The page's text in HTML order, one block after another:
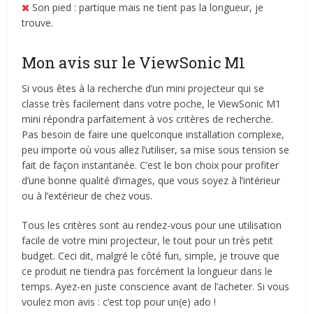
Son pied : partique mais ne tient pas la longueur, je
trouve.
Mon avis sur le ViewSonic M1
Si vous êtes à la recherche d’un mini projecteur qui se
classe très facilement dans votre poche, le ViewSonic M1
mini répondra parfaitement à vos critères de recherche.
Pas besoin de faire une quelconque installation complexe,
peu importe où vous allez l’utiliser, sa mise sous tension se
fait de façon instantanée. C’est le bon choix pour profiter
d’une bonne qualité d’images, que vous soyez à l’intérieur
ou à l’extérieur de chez vous.
Tous les critères sont au rendez-vous pour une utilisation
facile de votre mini projecteur, le tout pour un très petit
budget. Ceci dit, malgré le côté fun, simple, je trouve que
ce produit ne tiendra pas forcément la longueur dans le
temps. Ayez-en juste conscience avant de l’acheter. Si vous
voulez mon avis : c’est top pour un(e) ado !